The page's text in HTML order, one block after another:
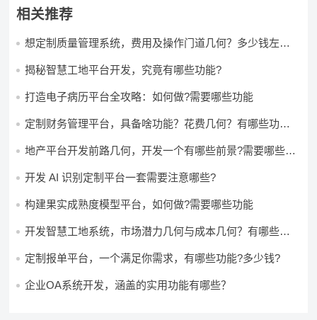
相关推荐
想定制质量管理系统，费用及操作门道几何？多少钱左右
揭秘智慧工地平台开发，究竟有哪些功能?
打造电子病历平台全攻略：如何做?需要哪些功能
定制财务管理平台，具备啥功能？花费几何？有哪些功能?
地产平台开发前路几何，开发一个有哪些前景?需要哪些费
开发 AI 识别定制平台一套需要注意哪些?
构建果实成熟度模型平台，如何做?需要哪些功能
开发智慧工地系统，市场潜力几何与成本几何？有哪些前
定制报单平台，一个满足你需求，有哪些功能?多少钱?
企业OA系统开发，涵盖的实用功能有哪些？